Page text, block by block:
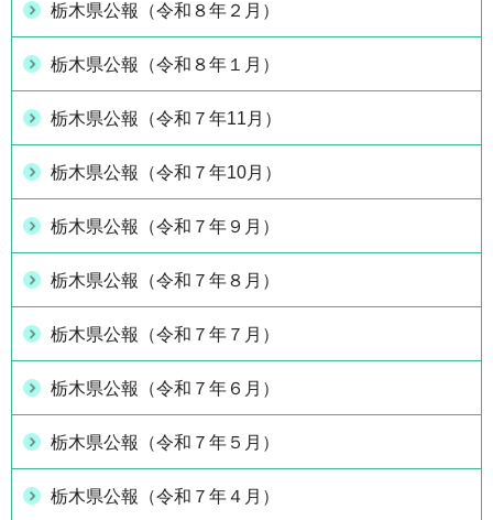
栃木県公報（令和８年２月）
栃木県公報（令和８年１月）
栃木県公報（令和７年11月）
栃木県公報（令和７年10月）
栃木県公報（令和７年９月）
栃木県公報（令和７年８月）
栃木県公報（令和７年７月）
栃木県公報（令和７年６月）
栃木県公報（令和７年５月）
栃木県公報（令和７年４月）